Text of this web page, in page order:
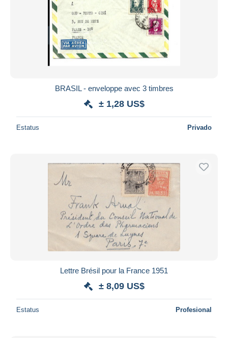
BRASIL - enveloppe avec 3 timbres
± 1,28 US$
Estatus Privado
Lettre Brésil pour la France 1951
± 8,09 US$
Estatus Profesional